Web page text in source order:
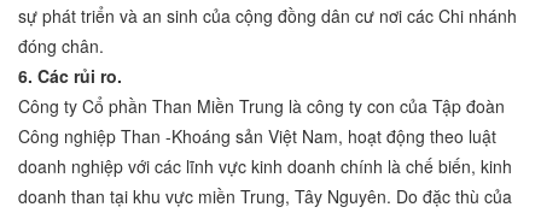
sự phát triển và an sinh của cộng đồng dân cư nơi các Chi nhánh
đóng chân.
6. Các rủi ro.
Công ty Cổ phần Than Miền Trung là công ty con của Tập đoàn
Công nghiệp Than -Khoáng sản Việt Nam, hoạt động theo luật
doanh nghiệp với các lĩnh vực kinh doanh chính là chế biến, kinh
doanh than tại khu vực miền Trung, Tây Nguyên. Do đặc thù của